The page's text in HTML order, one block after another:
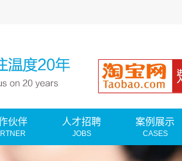
伙伴 人才招聘
JOBS
案例展示
CASES